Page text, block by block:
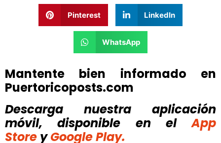
Pinterest LinkedIn
WhatsApp
Mantente bien informado en
Puertoricoposts.com
Descarga nuestra aplicación
móvil, disponible
en el
App
Store y Google Play.